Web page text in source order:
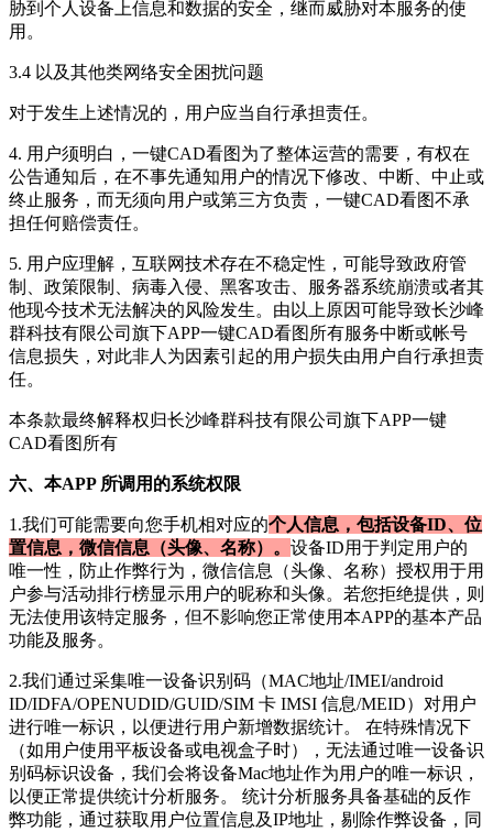
胁到个人设备上信息和数据的安全，继而威胁对本服务的使
用。
3.4 以及其他类网络安全困扰问题
对于发生上述情况的，用户应当自行承担责任。
4. 用户须明白， 一键CAD看图为了整体运营的需要，有权在
公告通知后，在不事先通知用户的情况下修改、中断、中止或
终止服务，而无须向用户或第三方负责， 一键CAD看图不承
担任何赔偿责任。
5. 用户应理解，互联网技术存在不稳定性，可能导致政府管
制、政策限制、病毒入侵、黑客攻击、服务器系统崩溃或者其
他现今技术无法解决的风险发生。由以上原因可能导致长沙峰
群科技有限公司 旗下APP一键CAD看图 所有服务中断或帐号
信息损失，对此非人为因素引起的用户损失由用户自行承担责
任。
本条款最终解释权归长沙峰群科技有限公司 旗下APP一键
CAD看图 所有
六、本APP 所调用的系统权限
1.我们可能需要向您手机相对应的个人信息，包括设备ID、位
置信息，微信信息（头像、名称）。 设备ID用于判定用户的
唯一性，防止作弊行为，微信信息（头像、名称）授权用于用
户参与活动排行榜显示用户的昵称和头像。若您拒绝提供，则
无法使用该特定服务，但不影响您正常使用本APP的基本产品
功能及服务。
2.我们通过采集唯一设备识别码（MAC地址/IMEI/android
ID/IDFA/OPENUDID/GUID/SIM 卡 IMSI 信息/MEID）对用户
进行唯一标识，以便进行用户新增数据统计。 在特殊情况下
（如用户使用平板设备或电视盒子时），无法通过唯一设备识
别码标识设备，我们会将设备Mac地址作为用户的唯一标识，
以便正常提供统计分析服务。 统计分析服务具备基础的反作
弊功能，通过获取用户位置信息及IP地址，剔除作弊设备，同